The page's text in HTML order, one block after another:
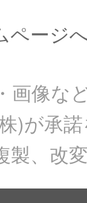
ページ
画像な
)が承
製、改